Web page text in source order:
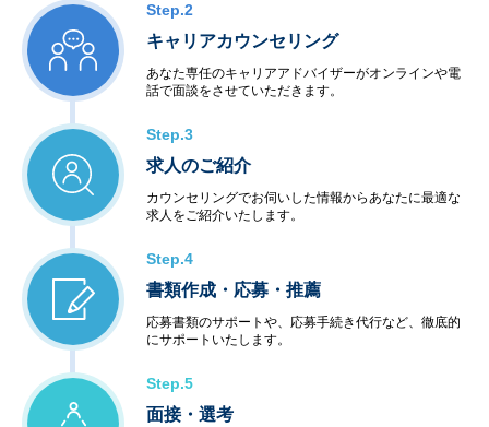
Step.2
キャリアカウンセリング
あなた専任のキャリアアドバイザーがオンラインや電
話で面談をさせていただきます。
Step.3
求人のご紹介
カウンセリングでお伺いした情報からあなたに最適な
求人をご紹介いたします。
Step.4
書類作成・応募・推薦
応募書類のサポートや、応募手続き代行など、徹底的
にサポートいたします。
Step.5
面接・選考